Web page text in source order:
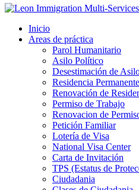
Inicio
Areas de práctica
Parol Humanitario
Asilo Político
Desestimación de
Residencia Permanente
Renovación de
Permiso de Trabajo
Renovacion de
Petición Familiar
Lotería de Visa
National Visa Center
Carta de Invitación
TPS (Estatus de
Ciudadania